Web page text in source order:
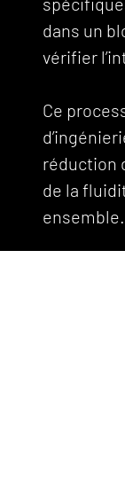
dans un
vérifier
Ce
réduction
de la
ensemble.